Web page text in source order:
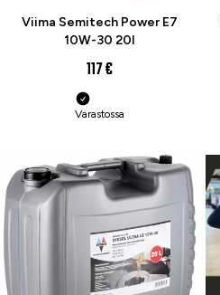
Viima Semitech Power E7
10W-30 20l
117 €
Varastossa